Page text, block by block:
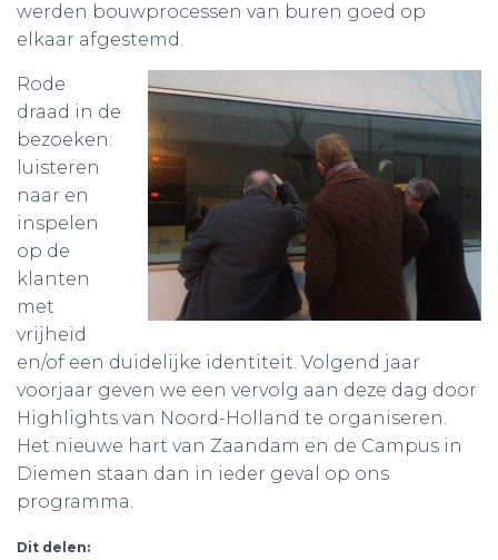
werden bouwprocessen van buren goed op
elkaar afgestemd.
Rode
draad in de
bezoeken:
luisteren
naar en
inspelen
op de
klanten
met
vrijheid
en/of een duidelijke identiteit. Volgend jaar
voorjaar geven we een vervolg aan deze dag door
Highlights van Noord-Holland te organiseren.
Het nieuwe hart van Zaandam en de Campus in
Diemen staan dan in ieder geval op ons
programma.
Dit delen: